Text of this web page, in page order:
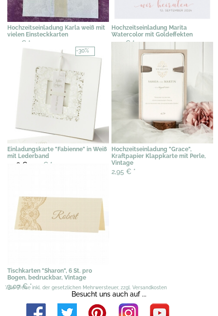
Hochzeitseinladung Karla weiß mit
vielen Einsteckkarten
2,19 € *
Hochzeitseinladung Marita
Watercolor mit Goldeffekten
2,19 €*
-30%
Einladungskarte "Fabienne" in Weiß
mit Lederband
2,56 € 1,79 € *
Hochzeitseinladung "Grace",
Kraftpapier Klappkarte mit Perle,
Vintage
2,95 € *
Tischkarten "Sharon", 6 St. pro
Bogen, bedruckbar, Vintage
3,07 €*
*Alle Preise inkl. der gesetzlichen Mehrwersteuer, zzgl. Versandkosten
Besucht uns auch auf ...